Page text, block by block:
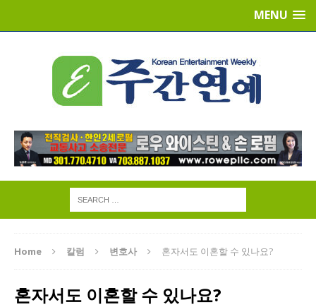
MENU
Home 칼럼 변호사 혼자서도 이혼할 수 있나요?
혼자서도 이혼할 수 있나요?